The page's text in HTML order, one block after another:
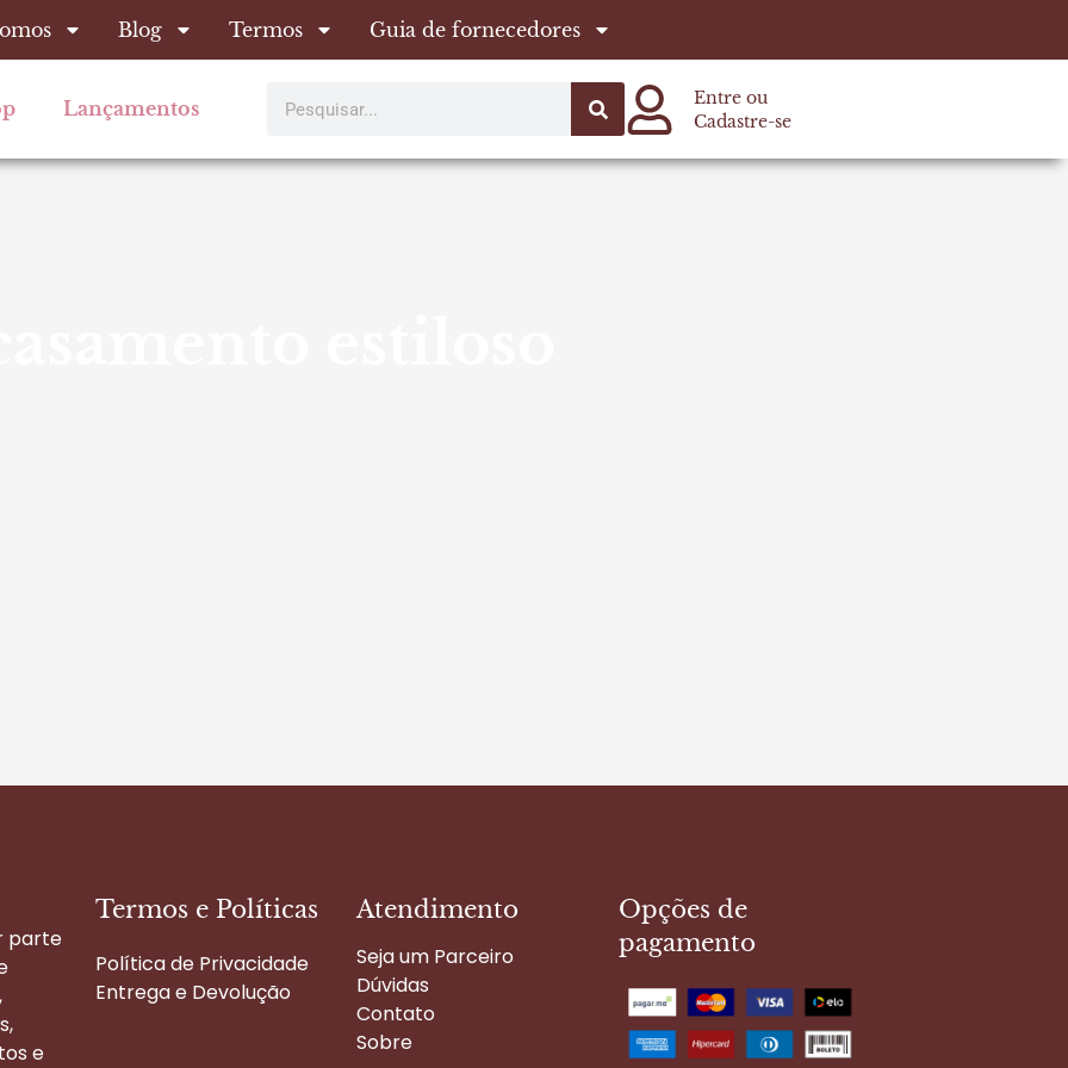
Blog Termos Guia de fornecedores
Lançamentos
Entre ou
Cadastre-se
parte
e
Termos e Políticas
Política de Privacidade
Entrega e Devolução
Atendimento
Seja um Parceiro
Dúvidas
Contato
Sobre
Opções de
pagamento